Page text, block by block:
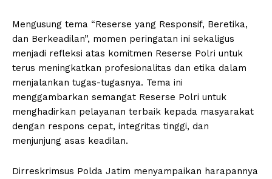
Mengusung tema “Reserse yang Responsif, Beretika,
dan Berkeadilan”, momen peringatan ini sekaligus
menjadi refleksi atas komitmen Reserse Polri untuk
terus meningkatkan profesionalitas dan etika dalam
menjalankan tugas-tugasnya. Tema ini
menggambarkan semangat Reserse Polri untuk
menghadirkan pelayanan terbaik kepada masyarakat
dengan respons cepat, integritas tinggi, dan
menjunjung asas keadilan.
Dirreskrimsus Polda Jatim menyampaikan harapannya